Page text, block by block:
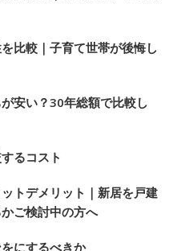
比較｜子育て世帯が後悔し
安い？30年総額で比較し
るコスト
トデメリット｜新居を戸建
ご検討中の方へ
にするべきか